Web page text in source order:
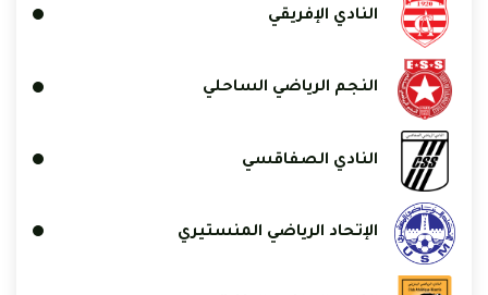
النادي الإفريقي
النجم الرياضي الساحلي
النادي الصفاقسي
الإتحاد الرياضي المنستيري